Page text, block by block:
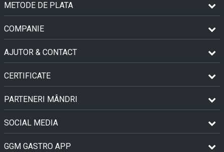
METODE DE PLATA
COMPANIE
AJUTOR & CONTACT
CERTIFICATE
PARTENERI MÂNDRI
SOCIAL MEDIA
GGM GASTRO APP